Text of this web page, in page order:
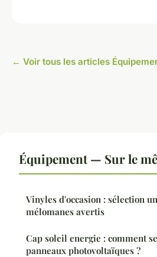
← Voir tous les articles
Équipement — Sur le
Vinyles d'occasion : sélection
mélomanes avertis
Cap soleil energie : comment
panneaux photovoltaïques ?